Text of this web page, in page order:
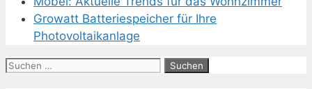
Growatt Batteriespeicher für Ihre
Photovoltaikanlage
Suchen